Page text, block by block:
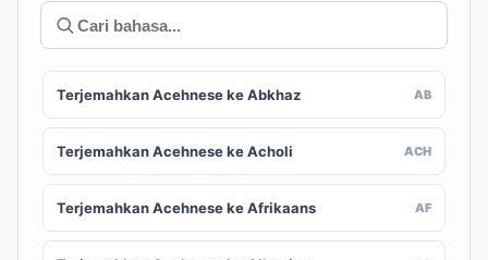
Terjemahkan Acehnese ke Abkhaz AB
Terjemahkan Acehnese ke Acholi ACH
Terjemahkan Acehnese ke Afrikaans AF